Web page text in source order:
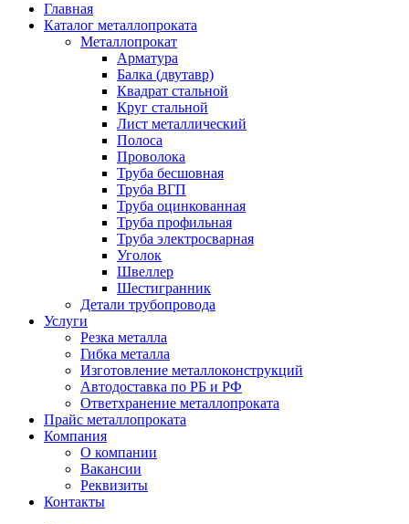
Главная
Каталог металлопроката
Металлопрокат
Арматура
Балка (двутавр)
Квадрат стальной
Круг стальной
Лист металлический
Полоса
Проволока
Труба бесшовная
Труба ВГП
Труба оцинкованная
Труба профильная
Труба электросварная
Уголок
Швеллер
Шестигранник
Детали трубопровода
Услуги
Резка металла
Гибка металла
Изготовление металлоконструкций
Автодоставка по РБ и РФ
Ответхранение металлопроката
Прайс металлопроката
Компания
О компании
Вакансии
Реквизиты
Контакты